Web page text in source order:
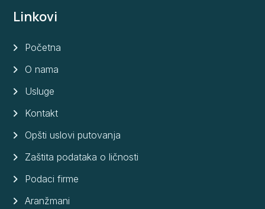
Linkovi
Početna
O nama
Usluge
Kontakt
Opšti uslovi putovanja
Zaštita podataka o ličnosti
Podaci firme
Aranžmani